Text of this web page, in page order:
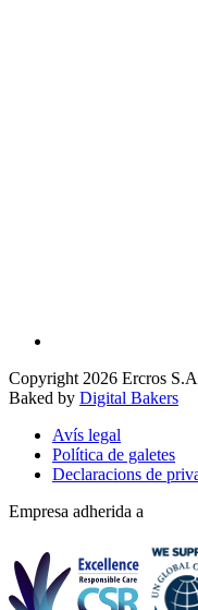
Copyright 2026 Ercros S.A
Baked by Digital Bakers
Avís legal
Política de galetes
Declaracions de
Empresa adherida a